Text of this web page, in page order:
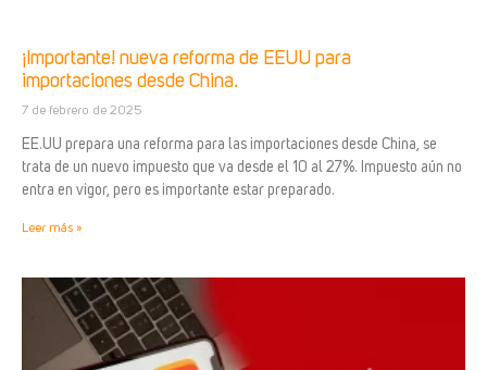
¡Importante! nueva reforma de EEUU para
importaciones desde China.
7 de febrero de 2025
EE.UU prepara una reforma para las importaciones desde China, se
trata de un nuevo impuesto que va desde el 10 al 27%. Impuesto aún no
entra en vigor, pero es importante estar preparado.
Leer más »